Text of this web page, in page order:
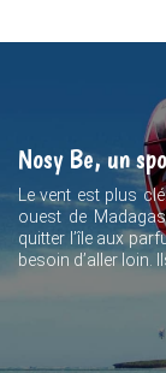
Nosy Be, un
Le vent est plus
ouest de
quitter l’île aux
besoin d’aller loin.